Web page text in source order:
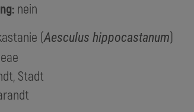
nein
(Aesculus hippocastanum)
Stadt